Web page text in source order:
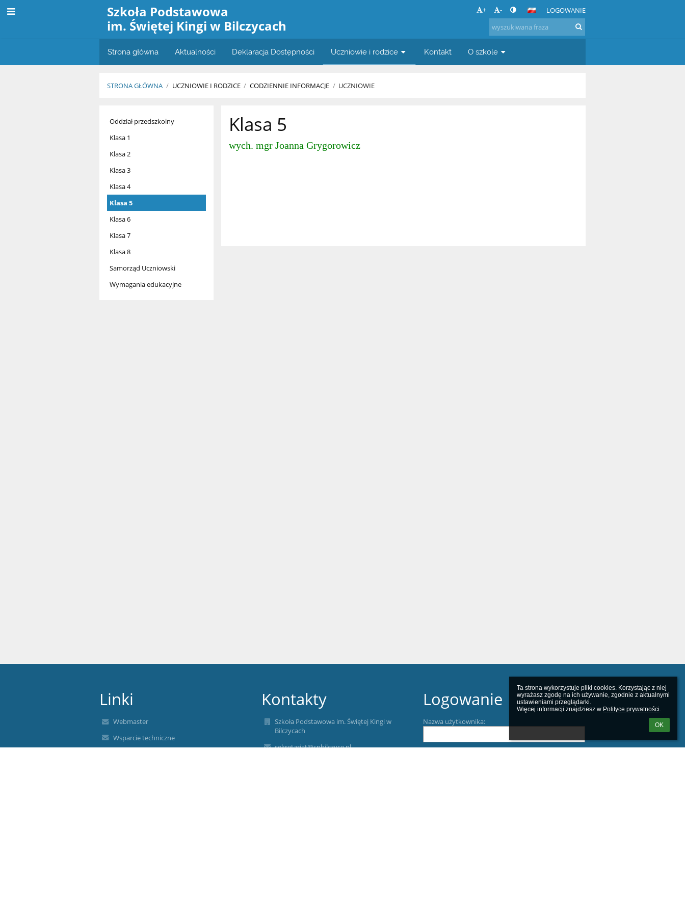
Ta strona wykorzystuje pliki cookies. Korzystając z niej
wyrażasz zgodę na ich używanie, zgodnie z aktualnymi
ustawieniami przeglądarki.
Więcej informacji znajdziesz w Polityce prywatności.
OK
Szkoła Podstawowa
im. Świętej Kingi w Bilczycach
+ - LOGOWANIE
Strona główna Aktualności Deklaracja Dostępności Uczniowie i rodzice Kontakt O szkole
STRONA GŁÓWNA / UCZNIOWIE I RODZICE / CODZIENNIE INFORMACJE / UCZNIOWIE
Uczniowie
Oddział przedszkolny
Klasa 1
Klasa 2
Klasa 3
Klasa 4
Klasa 5
Klasa 6
Klasa 7
Klasa 8
Samorząd Uczniowski
Wymagania edukacyjne
Klasa 5
wych. mgrJoanna Grygorowicz
Linki
Webmaster
Wsparcie techniczne
Kontakty
Szkoła Podstawowa im. Świętej Kingi w
Bilczycach
sekretariat@spbilczyce.pl
Logowanie
Nazwa użytkownika: